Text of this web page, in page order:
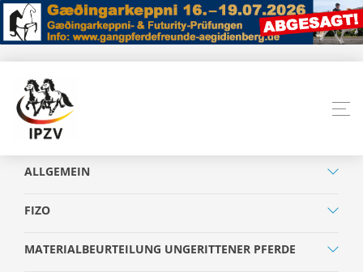
ALLGEMEIN
FIZO
MATERIALBEURTEILUNG UNGERITTENER PFERDE